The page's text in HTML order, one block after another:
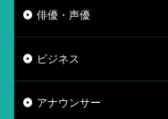
俳優・声優
ビジネス
アナウンサー